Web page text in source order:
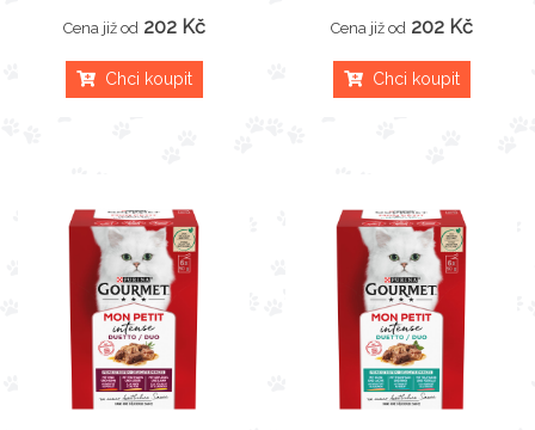
Cena již od 202 Kč
Chci koupit
Cena již od 202 Kč
Chci koupit